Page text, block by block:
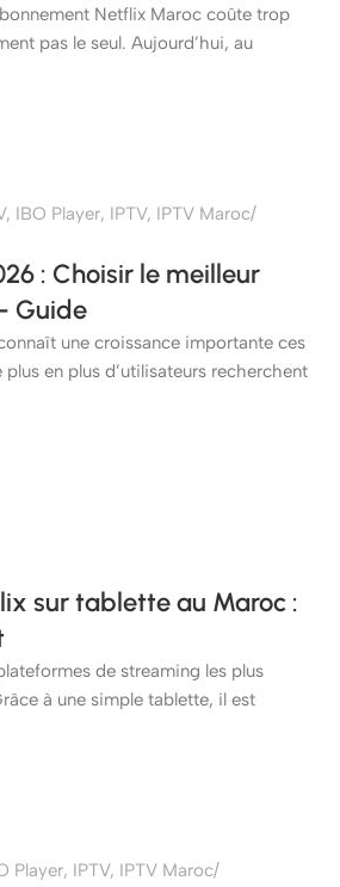
Netflix Maroc coûte trop
pas le seul. Aujourd’hui, au
, IBO Player, IPTV, IPTV Maroc
: Choisir le meilleur
Guide
une croissance importante ces
plus en plus d’utilisateurs recherchent
sur tablette au Maroc :
de streaming les plus
à une simple tablette, il est
Player, IPTV, IPTV Maroc